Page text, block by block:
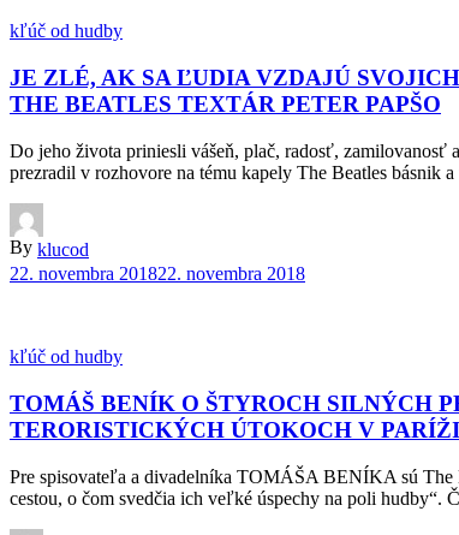
kľúč od hudby
JE ZLÉ, AK SA ĽUDIA VZDAJÚ
THE BEATLES TEXTÁR PETER PAPŠO
Do jeho života priniesli vášeň, plač, radosť, zamilovanosť
prezradil v rozhovore na tému kapely The Beatles
By klucod
22. novembra 201822. novembra 2018
kľúč od hudby
TOMÁŠ BENÍK O ŠTYROCH SILNÝCH
TERORISTICKÝCH ÚTOKOCH V PARÍŽI
Pre spisovateľa a divadelníka TOMÁŠA BENÍKA sú The
cestou, o čom svedčia ich veľké úspechy na poli hudby“.